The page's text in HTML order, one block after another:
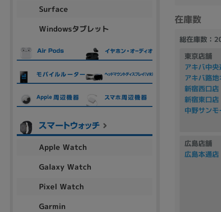
在庫数
総在庫数：
東京店舗
アキバ中央
アキバ路
新宿西口店
新宿東口店
中野サンモ
広島店舗
広島本通店
Surface
Windowsタブレット
Apple Watch
Galaxy Watch
Pixel Watch
Garmin
商品の搭載機能による絞り込み
Webカメラ内蔵
ランク
商品状態の絞り込み
新品/未使用 中古 新品